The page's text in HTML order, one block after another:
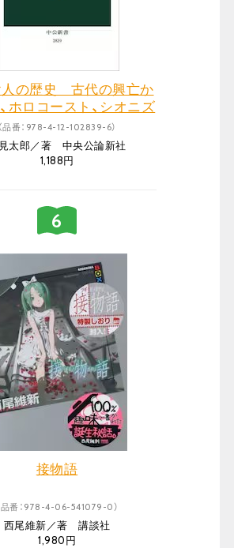
人の歴史 古代の興亡か
ホロコースト、シオニズ
ムまで
（品番：978-4-12-102839-6）
太郎／著 中央公論新社
1,188円
接物語
品番：978-4-06-541079-0）
西尾維新／著 講談社
1,980円